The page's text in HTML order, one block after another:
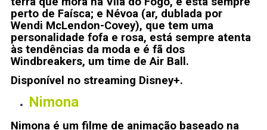
perto de Faísca; e Névoa (ar, dublada por
Wendi McLendon-Covey), que tem uma
personalidade fofa e rosa, está sempre atenta
às tendências da moda e é fã dos
Windbreakers, um time de Air Ball.
Disponível no streaming Disney+.
Nimona
Nimona é um filme de animação baseado na